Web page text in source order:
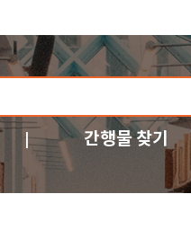
간행물 찾기